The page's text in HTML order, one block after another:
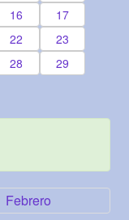
16
17
22
23
28
29
Febrero